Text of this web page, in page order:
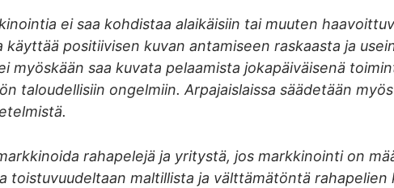
ei saa kohdistaa alaikäisiin tai muuten
käyttää positiivisen kuvan antamiseen raskaasta ja
myöskään saa kuvata pelaamista jokapäiväisenä
taloudellisiin ongelmiin. Arpajaislaissa säädetään
rahapelejä ja yritystä, jos markkinointi on
toistuvuudeltaan maltillista ja välttämätöntä rahapelien